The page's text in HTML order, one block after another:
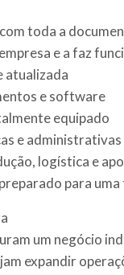
toda a
e a faz
atualizada
e software
equipado
e administrativas
logística e
para
um negócio
expandir